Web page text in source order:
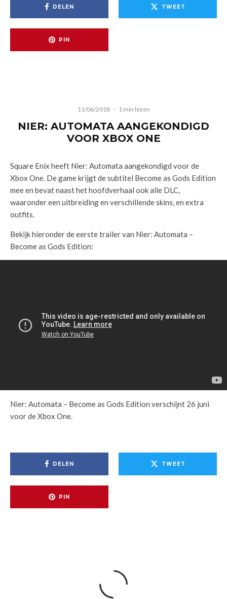
DELEN TWEET
PIN
11/06/2018 · 1 min lezen
NIER: AUTOMATA AANGEKONDIGD
VOOR XBOX ONE
Square Enix heeft Nier: Automata aangekondigd voor de
Xbox One. De game krijgt de subtitel Become as Gods Edition
mee en bevat naast het hoofdverhaal ook alle DLC,
waaronder een uitbreiding en verschillende skins, en extra
outfits.
Bekijk hieronder de eerste trailer van Nier: Automata –
Become as Gods Edition:
Nier: Automata – Become as Gods Edition verschijnt 26 juni
voor de Xbox One.
DELEN TWEET
PIN